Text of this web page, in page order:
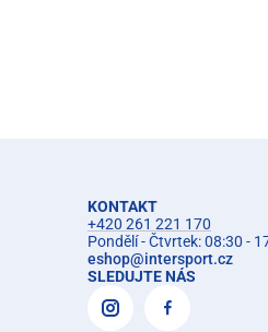
KONTAKT
+420 261 221 170
Pondělí - Čtvrtek: 08:30 -
eshop@intersport.cz
SLEDUJTE NÁS